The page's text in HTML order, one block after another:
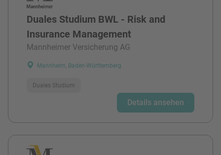
Duales Studium BWL - Risk and
Insurance Management
Mannheimer Versicherung AG
Mannheim, Baden-Württemberg
Duales Studium
Details ansehen